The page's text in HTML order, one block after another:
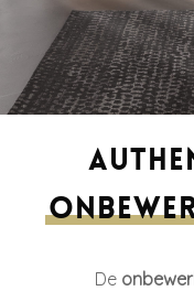
De